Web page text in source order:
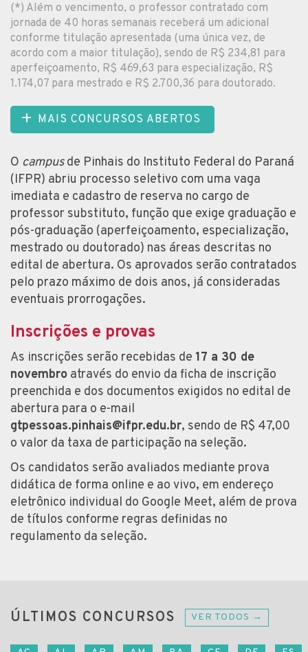
(*) Além o vencimento, o professor contratado com
jornada de 40 horas semanais receberá um adicional
conforme titulação apresentada (uma única vez, de
acordo com a maior titulação), sendo de R$ 234,81 para
aperfeiçoamento, R$ 469,63 para especialização, R$
1.174,07 para mestrado e R$ 2.700,36 para doutorado.
MAIS CONCURSOS ABERTOS
O campusde Pinhais do Instituto Federal do Paraná
(IFPR) abriu processo seletivo com uma vaga
imediata e cadastro de reserva no cargo de
professor substituto, função que exige graduação e
pós-graduação (aperfeiçoamento, especialização,
mestrado ou doutorado) nas áreas descritas no
edital de abertura. Os aprovados serão contratados
pelo prazo máximo de dois anos, já consideradas
eventuais prorrogações.
Inscrições e provas
As inscrições serão recebidas de 17 a 30 de
novembro através do envio da ficha de inscrição
preenchida e dos documentos exigidos no edital de
abertura para o e-mail
gtpessoas.pinhais@ifpr.edu.br, sendo de R$ 47,00
o valor da taxa de participação na seleção.
Os candidatos serão avaliados mediante prova
didática de forma online e ao vivo, em endereço
eletrônico individual do Google Meet, além de prova
de títulos conforme regras definidas no
regulamento da seleção.
ÚLTIMOS CONCURSOS VER TODOS →